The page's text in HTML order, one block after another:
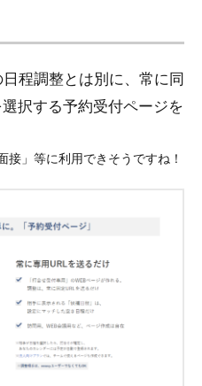
程調整とは別に、常に同
択する予約受付ページを
接」等に利用できそうですね！